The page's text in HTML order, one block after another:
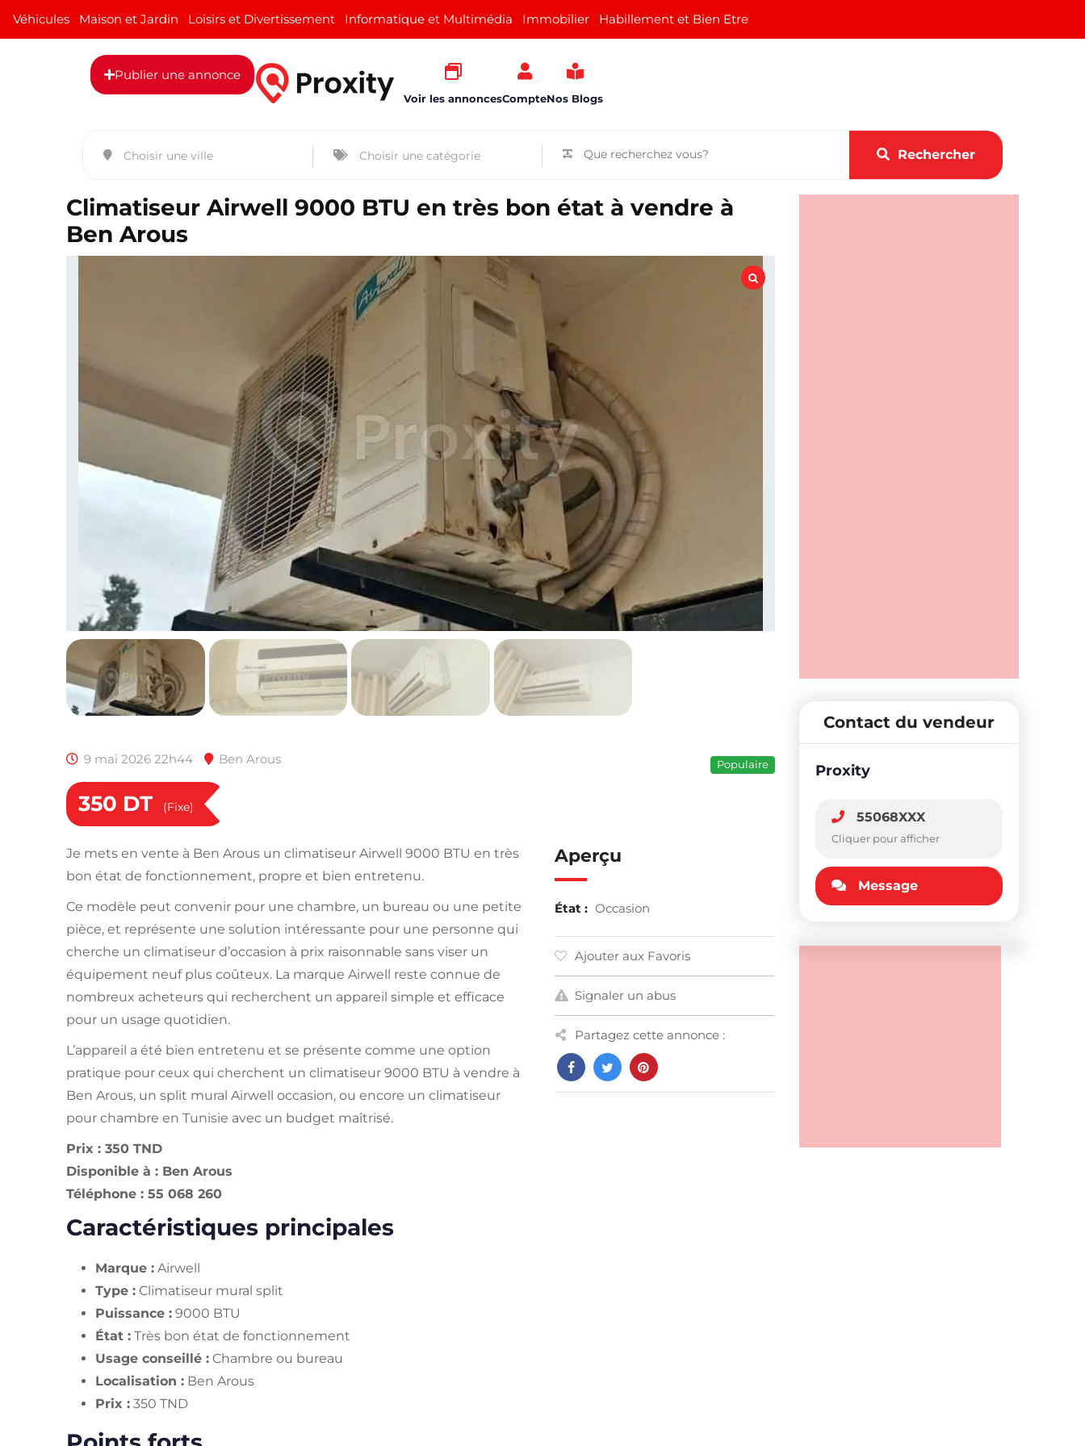
Véhicules Maison et Jardin Loisirs et Divertissement Informatique et Multimédia Immobilier Habillement et Bien Etre
Publier une annonce
Voir les annoncesCompteNos Blogs
Rechercher
Climatiseur Airwell 9000 BTU en très bon état à vendre à
Ben Arous
9 mai 2026 22h44 Ben Arous Populaire
350 DT (Fixe)
Je mets en vente à Ben Arous un climatiseur Airwell 9000 BTU en très
bon état de fonctionnement, propre et bien entretenu.
Ce modèle peut convenir pour une chambre, un bureau ou une petite
pièce, et représente une solution intéressante pour une personne qui
cherche un climatiseur d’occasion à prix raisonnable sans viser un
équipement neuf plus coûteux. La marque Airwell reste connue de
nombreux acheteurs qui recherchent un appareil simple et efficace
pour un usage quotidien.
L’appareil a été bien entretenu et se présente comme une option
pratique pour ceux qui cherchent un climatiseur 9000 BTU à vendre à
Ben Arous, un split mural Airwell occasion, ou encore un climatiseur
pour chambre en Tunisie avec un budget maîtrisé.
Prix : 350 TND
Disponible à : Ben Arous
Téléphone : 55 068 260
Caractéristiques principales
Marque : Airwell
Type : Climatiseur mural split
Puissance : 9000 BTU
État : Très bon état de fonctionnement
Usage conseillé : Chambre ou bureau
Localisation : Ben Arous
Prix : 350 TND
Aperçu
État : Occasion
Ajouter aux Favoris
Signaler un abus
Partagez cette annonce :
Contact du vendeur
Proxity
55068XXX
Cliquer pour afficher
Message